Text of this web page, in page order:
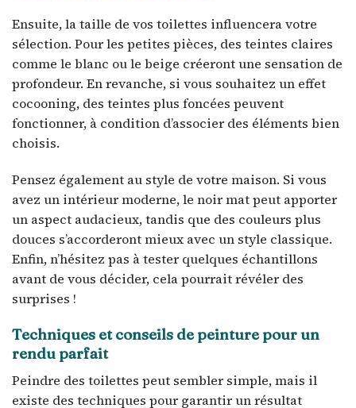
Ensuite, la taille de vos toilettes influencera votre
sélection. Pour les petites pièces, des teintes claires
comme le blanc ou le beige créeront une sensation de
profondeur. En revanche, si vous souhaitez un effet
cocooning, des teintes plus foncées peuvent
fonctionner, à condition d’associer des éléments bien
choisis.
Pensez également au style de votre maison. Si vous
avez un intérieur moderne, le noir mat peut apporter
un aspect audacieux, tandis que des couleurs plus
douces s’accorderont mieux avec un style classique.
Enfin, n’hésitez pas à tester quelques échantillons
avant de vous décider, cela pourrait révéler des
surprises !
Techniques et conseils de peinture pour un
rendu parfait
Peindre des toilettes peut sembler simple, mais il
existe des techniques pour garantir un résultat